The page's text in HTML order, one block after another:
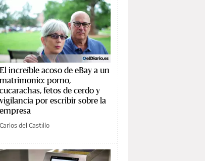
El increíble acoso de eBay a un
matrimonio: porno,
cucarachas, fetos de cerdo y
vigilancia por escribir sobre la
empresa
Carlos del Castillo